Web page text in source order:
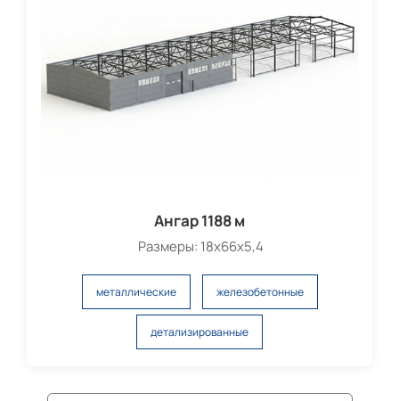
Ангар 1188 м
Размеры: 18х66х5,4
металлические железобетонные
детализированные